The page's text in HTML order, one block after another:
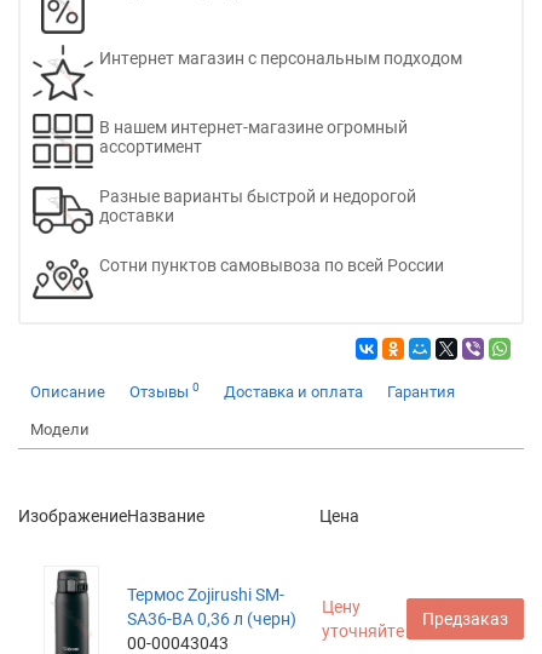
Интернет магазин с персональным подходом
В нашем интернет-магазине огромный
ассортимент
Разные варианты быстрой и недорогой
доставки
Сотни пунктов самовывоза по всей России
Описание Отзывы 0 Доставка и оплата Гарантия
Модели
ИзображениеНазвание Цена
Термос Zojirushi SM-
SA36-BA 0,36 л (черн)
00-00043043
Цену
уточняйте
Предзаказ